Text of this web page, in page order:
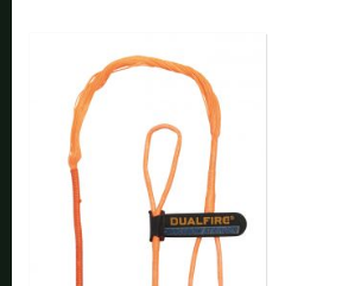
Portugal |
Schweiz | Fr.
Slowenien | €
Tschechien |Kč